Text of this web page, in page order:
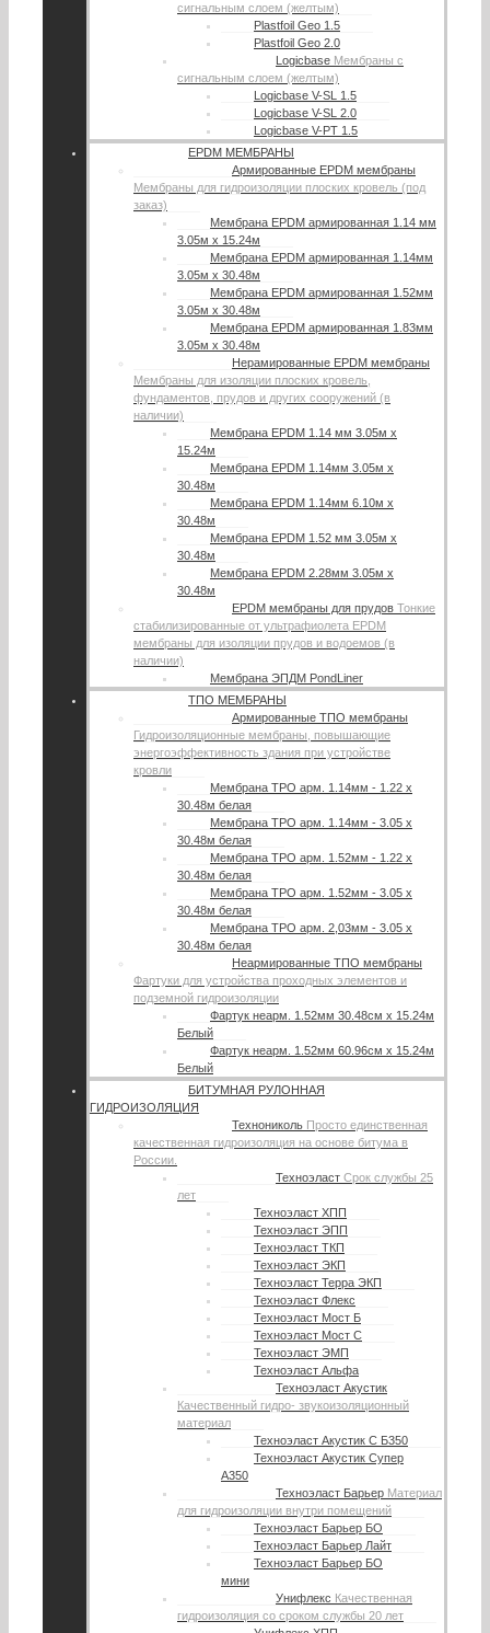
сигнальным слоем (желтым)
Plastfoil Geo 1.5
Plastfoil Geo 2.0
Logicbase Мембраны с
сигнальным слоем (желтым)
Logicbase V-SL 1.5
Logicbase V-SL 2.0
Logicbase V-PT 1.5
EPDM МЕМБРАНЫ
Армированные EPDM мембраны
Мембраны для гидроизоляции плоских кровель (под
заказ)
Мембрана EPDM армированная 1.14 мм
3.05м х 15.24м
Мембрана EPDM армированная 1.14мм
3.05м х 30.48м
Мембрана EPDM армированная 1.52мм
3.05м х 30.48м
Мембрана EPDM армированная 1.83мм
3.05м х 30.48м
Нерамированные EPDM мембраны
Мембраны для изоляции плоских кровель,
фундаментов, прудов и других сооружений (в
наличии)
Мембрана EPDM 1.14 мм 3.05м х
15.24м
Мембрана EPDM 1.14мм 3.05м х
30.48м
Мембрана EPDM 1.14мм 6.10м х
30.48м
Мембрана EPDM 1.52 мм 3.05м х
30.48м
Мембрана EPDM 2.28мм 3.05м х
30.48м
EPDM мембраны для прудов Тонкие
стабилизированные от ультрафиолета EPDM
мембраны для изоляции прудов и водоемов (в
наличии)
Мембрана ЭПДМ PondLiner
ТПО МЕМБРАНЫ
Армированные ТПО мембраны
Гидроизоляционные мембраны, повышающие
энергоэффективность здания при устройстве
кровли
Мембрана TPO арм. 1.14мм - 1.22 х
30.48м белая
Мембрана TPO арм. 1.14мм - 3.05 х
30.48м белая
Мембрана TPO арм. 1.52мм - 1.22 х
30.48м белая
Мембрана TPO арм. 1.52мм - 3.05 х
30.48м белая
Мембрана TPO арм. 2,03мм - 3.05 х
30.48м белая
Неармированные ТПО мембраны
Фартуки для устройства проходных элементов и
подземной гидроизоляции
Фартук неарм. 1.52мм 30.48см х 15.24м
Белый
Фартук неарм. 1.52мм 60.96см х 15.24м
Белый
БИТУМНАЯ РУЛОННАЯ
ГИДРОИЗОЛЯЦИЯ
Технониколь Просто единственная
качественная гидроизоляция на основе битума в
России.
Техноэласт Срок службы 25
лет
Техноэласт ХПП
Техноэласт ЭПП
Техноэласт ТКП
Техноэласт ЭКП
Техноэласт Терра ЭКП
Техноэласт Флекс
Техноэласт Мост Б
Техноэласт Мост С
Техноэласт ЭМП
Техноэласт Альфа
Техноэласт Акустик
Качественный гидро- звукоизоляционный
материал
Техноэласт Акустик С Б350
Техноэласт Акустик Супер
А350
Техноэласт Барьер Материал
для гидроизоляции внутри помещений
Техноэласт Барьер БО
Техноэласт Барьер Лайт
Техноэласт Барьер БО
мини
Унифлекс Качественная
гидроизоляция со сроком службы 20 лет